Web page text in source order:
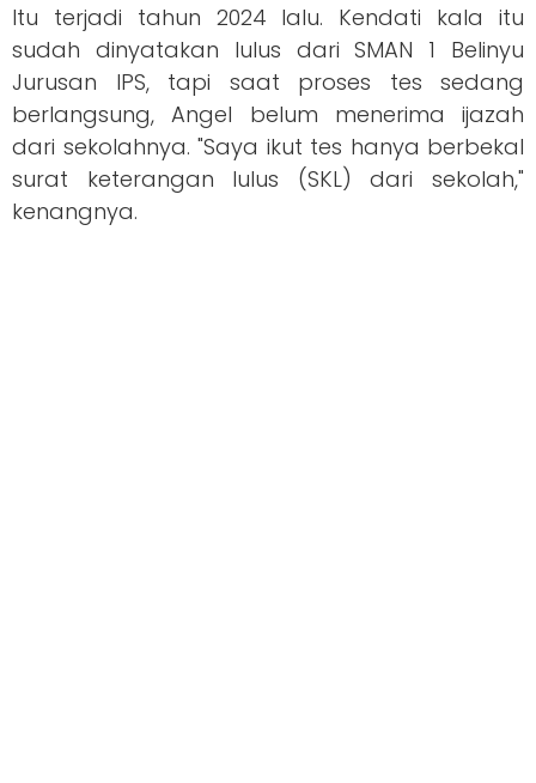
Itu terjadi tahun 2024 lalu. Kendati kala itu
sudah dinyatakan lulus dari SMAN 1 Belinyu
Jurusan IPS, tapi saat proses tes sedang
berlangsung, Angel belum menerima ijazah
dari sekolahnya. "Saya ikut tes hanya berbekal
surat keterangan lulus (SKL) dari sekolah,"
kenangnya.